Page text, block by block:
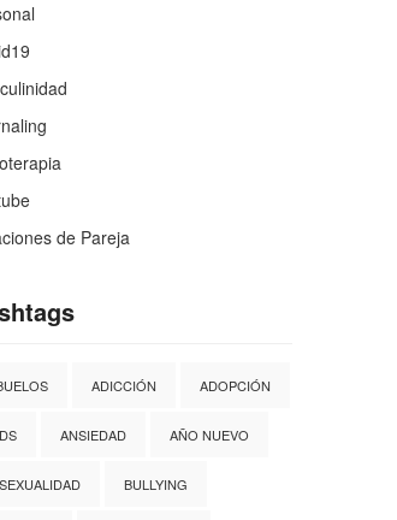
de Pareja
ADICCIÓN ADOPCIÓN
ANSIEDAD AÑO NUEVO
BULLYING